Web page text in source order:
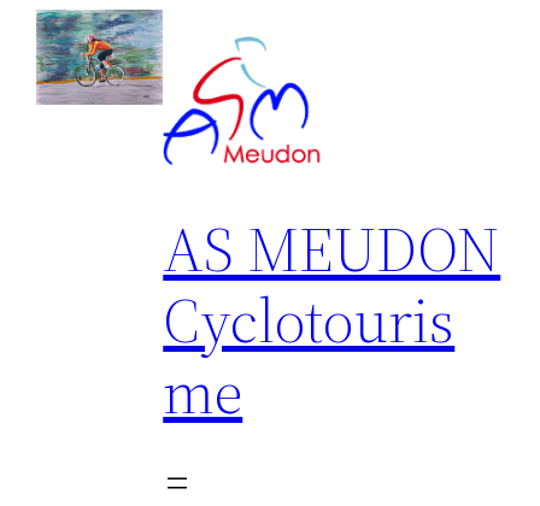
Aller
contenu
AS MEUDON
Cyclotouris
me